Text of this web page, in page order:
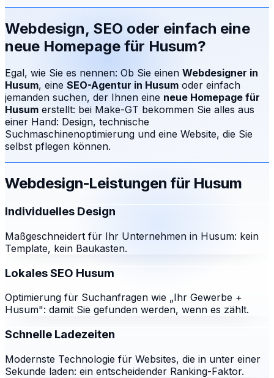
Webdesign, SEO oder einfach eine
neue Homepage für Husum?
Egal, wie Sie es nennen: Ob Sie einen Webdesigner in
Husum, eine SEO-Agentur in Husum oder einfach
jemanden suchen, der Ihnen eine neue Homepage für
Husum erstellt: bei Make-GT bekommen Sie alles aus
einer Hand: Design, technische
Suchmaschinenoptimierung und eine Website, die Sie
selbst pflegen können.
Webdesign-Leistungen für Husum
Individuelles Design
Maßgeschneidert für Ihr Unternehmen in Husum: kein
Template, kein Baukasten.
Lokales SEO Husum
Optimierung für Suchanfragen wie „Ihr Gewerbe +
Husum": damit Sie gefunden werden, wenn es zählt.
Schnelle Ladezeiten
Modernste Technologie für Websites, die in unter einer
Sekunde laden: ein entscheidender Ranking-Faktor.